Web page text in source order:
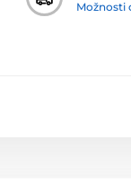
Možnosti